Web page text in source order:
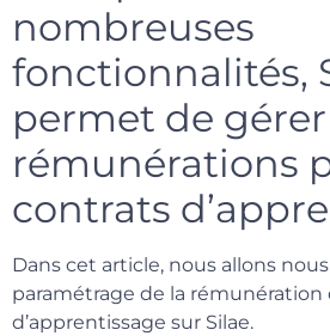
nombreuses
fonctionnalités,
permet de
rémunérations
contrats
Dans cet article, nous allons
paramétrage de la rémunération
d’apprentissage sur Silae.